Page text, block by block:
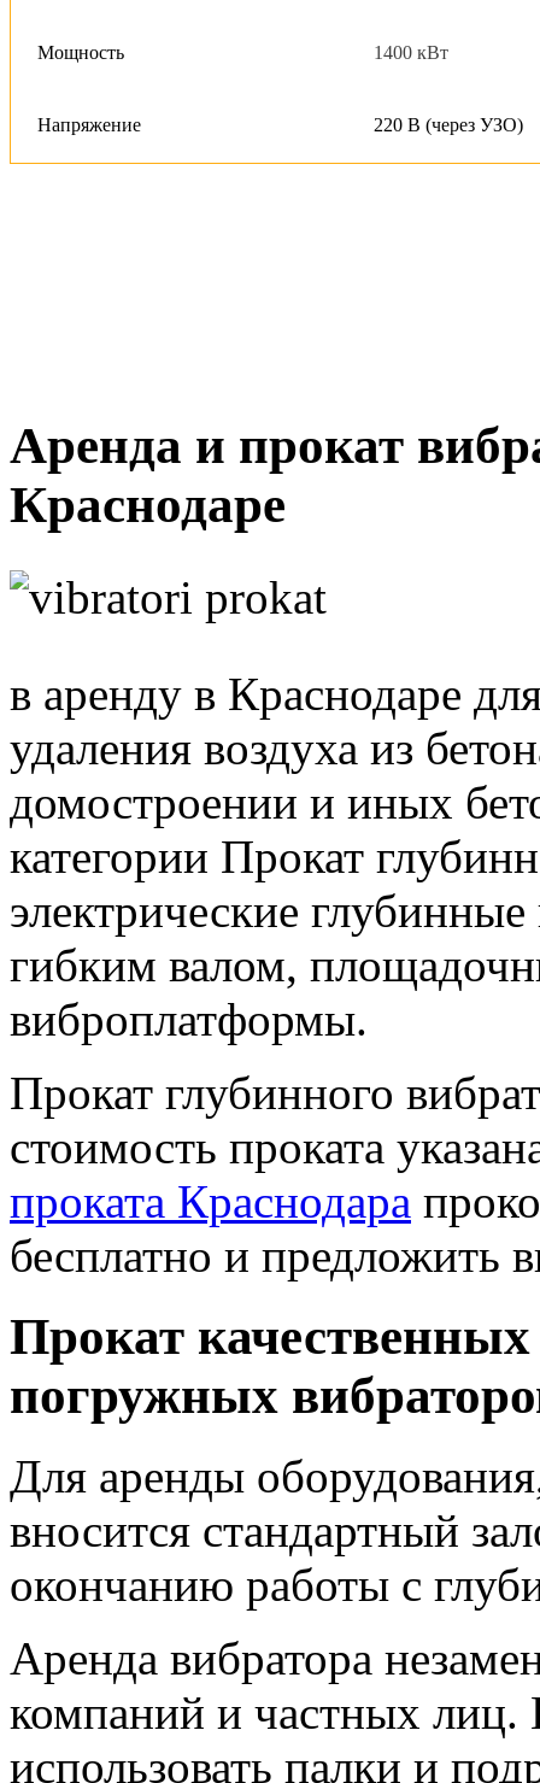
Мощность 1400 кВт
Напряжение 220 В (через УЗО)
Аренда и прокат
Краснодаре
в аренду в Краснодаре
удаления воздуха из
домостроении и иных
категории Прокат
электрические
гибким валом,
виброплатформы.
Прокат глубинного
стоимость проката
проката Краснодара
бесплатно и предложить
Прокат
погружных
Для аренды
вносится стандартный
окончанию работы с
Аренда вибратора
компаний и частных лиц.
использовать палки и